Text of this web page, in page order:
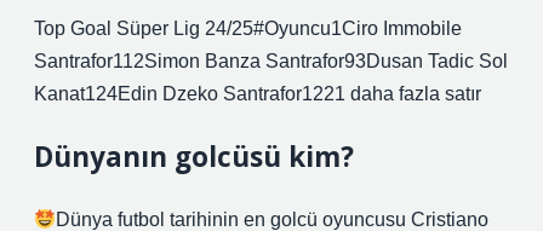
Top Goal Süper Lig 24/25#Oyuncu1Ciro Immobile
Santrafor112Simon Banza Santrafor93Dusan Tadic Sol
Kanat124Edin Dzeko Santrafor1221 daha fazla satır
Dünyanın golcüsü kim?
Dünya futbol tarihinin en golcü oyuncusu Cristiano